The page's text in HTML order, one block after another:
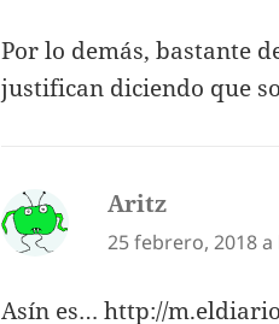
Por lo demás, bastante
justifican diciendo que
Aritz
25 febrero, 2018 a
Asín es…http://